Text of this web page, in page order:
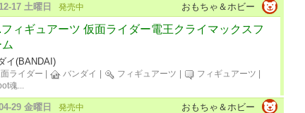
おもちゃ＆ホビー
17 土曜日 発売中
ィギュアーツ 仮面ライダー電王クライマックスフ
イ(BANDAI)
ライダー バンダイ フィギュアーツ フィギュアーツ
魂...
おもちゃ＆ホビー
29 金曜日 発売中